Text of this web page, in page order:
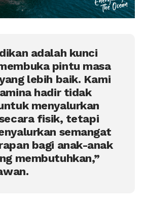
adalah kunci
pintu masa
lebih baik. Kami
hadir tidak
menyalurkan
fisik, tetapi
semangat
bagi anak-anak
membutuhkan,”